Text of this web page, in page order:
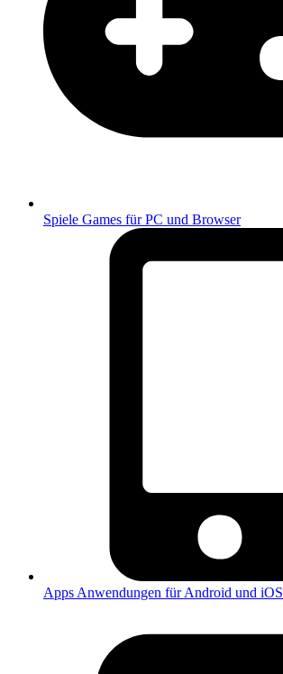
Spiele Games für PC und Browser
Apps Anwendungen für Android und iOS